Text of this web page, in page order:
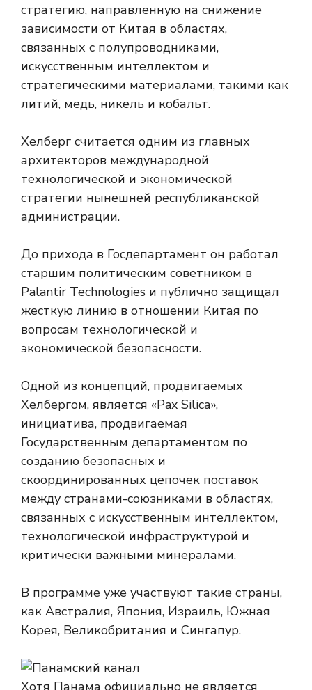
стратегию, направленную на снижение
зависимости от Китая в областях,
связанных с полупроводниками,
искусственным интеллектом и
стратегическими материалами, такими как
литий, медь, никель и кобальт.
Хелберг считается одним из главных
архитекторов международной
технологической и экономической
стратегии нынешней республиканской
администрации.
До прихода в Госдепартамент он работал
старшим политическим советником в
Palantir Technologies и публично защищал
жесткую линию в отношении Китая по
вопросам технологической и
экономической безопасности.
Одной из концепций, продвигаемых
Хелбергом, является «Pax Silica»,
инициатива, продвигаемая
Государственным департаментом по
созданию безопасных и
скоординированных цепочек поставок
между странами-союзниками в областях,
связанных с искусственным интеллектом,
технологической инфраструктурой и
критически важными минералами.
В программе уже участвуют такие страны,
как Австралия, Япония, Израиль, Южная
Корея, Великобритания и Сингапур.
Хотя Панама официально не является